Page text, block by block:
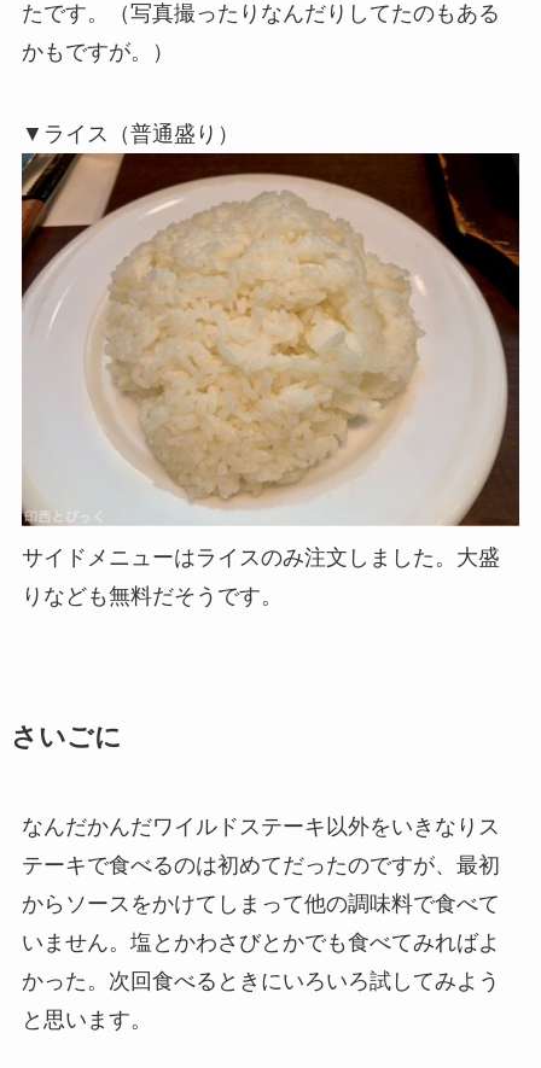
たです。（写真撮ったりなんだりしてたのもある
かもですが。）
▼ライス（普通盛り）
サイドメニューはライスのみ注文しました。大盛
りなども無料だそうです。
さいごに
なんだかんだワイルドステーキ以外をいきなりス
テーキで食べるのは初めてだったのですが、最初
からソースをかけてしまって他の調味料で食べて
いません。塩とかわさびとかでも食べてみればよ
かった。次回食べるときにいろいろ試してみよう
と思います。